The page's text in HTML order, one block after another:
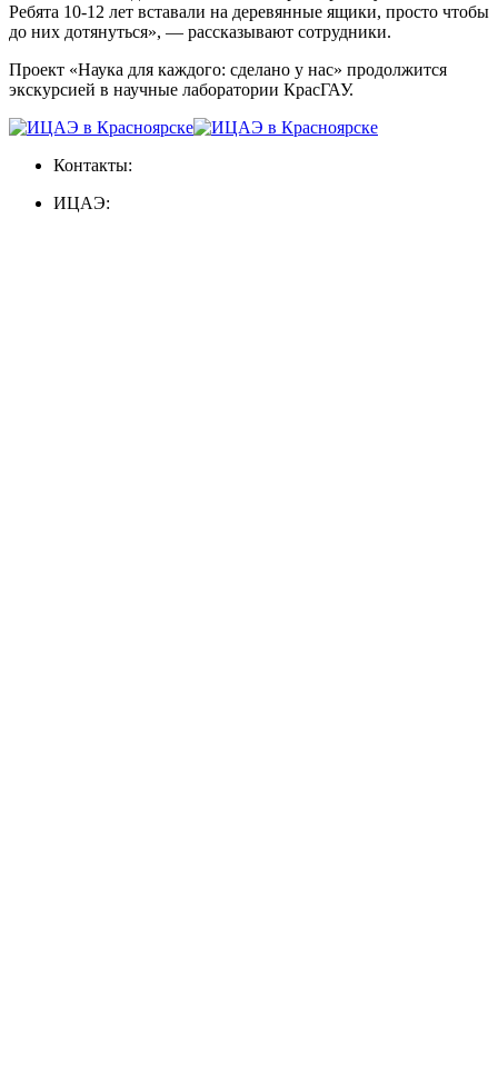
Ребята 10-12 лет вставали на деревянные ящики, просто чтобы
до них дотянуться», — рассказывают сотрудники.
Проект «Наука для каждого: сделано у нас» продолжится
экскурсией в научные лаборатории КрасГАУ.
Контакты:
ИЦАЭ: